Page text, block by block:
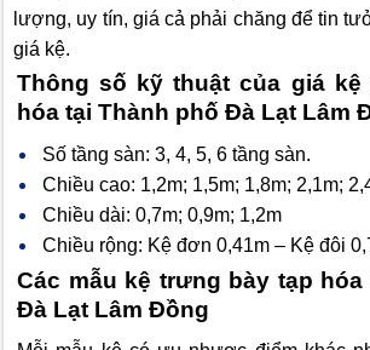
lượng, uy tín, giá cả phải chăng để tin
giá kệ.
Thông số kỹ thuật của giá
hóa tại Thành phố Đà Lạt Lâm
Số tầng sàn: 3, 4, 5, 6 tầng sàn.
Chiều cao: 1,2m; 1,5m; 1,8m; 2,1m;
Chiều dài: 0,7m; 0,9m; 1,2m
Chiều rộng: Kệ đơn 0,41m – Kệ đôi
Các mẫu kệ trưng bày tạp
Đà Lạt Lâm Đồng